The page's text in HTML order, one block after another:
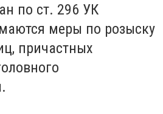
по ст. 296 УК
меры по розыску
причастных